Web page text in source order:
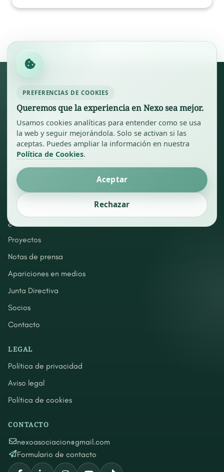
PREFERENCIAS DE COOKIES
Queremos que la experiencia en Nexo sea mejor.
Usamos cookies analíticas para entender como se usa
la web y seguir mejorándola. Solo se activan si las
aceptas. Puedes ampliar la información en nuestra
Política de Cookies.
Rechazar
Aceptar
EXPLORA
Inicio
¿Qué es Nexo?
Proyectos
Notas de prensa
Apariciones en medios
Junta Directiva
Socios
Contacto
LEGAL
Política de privacidad
Aviso legal
Política de cookies
CONTACTO
nexoasociacion@gmail.com
Formulario de contacto